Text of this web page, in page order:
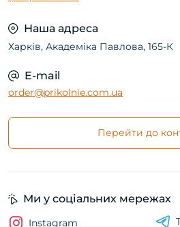
Наша адреса
Харків, Академіка Павлова, 165-К
E-mail
order@prikolnie.com.ua
Перейти до
Ми у соціальних мережах
Instagram